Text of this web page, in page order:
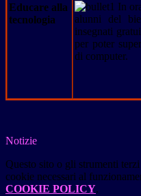
Educare alla
tecnologia
In
alunni del
insegnati
per poter
di computer.
Notizie
Questo sito o gli strumenti
cookie necessari al
COOKIE POLICY.